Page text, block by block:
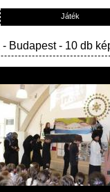
Játék
- Budapest - 10 db